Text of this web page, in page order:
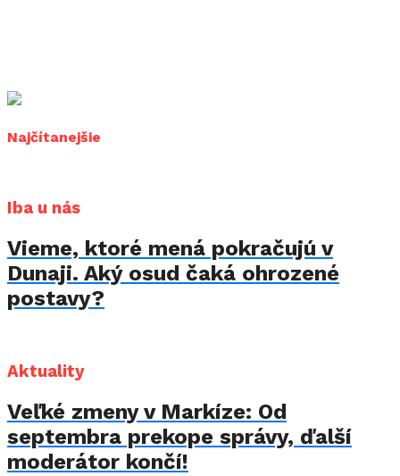
Najčítanejšie
Iba u nás
Vieme, ktoré mená pokračujú v
Dunaji. Aký osud čaká ohrozené
postavy?
Aktuality
Veľké zmeny v Markíze: Od
septembra prekope správy, ďalší
moderátor končí!